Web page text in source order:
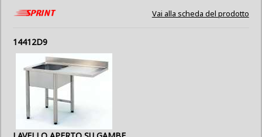
Vai alla scheda del prodotto
14412D9